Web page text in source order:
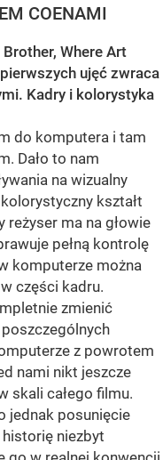
COENAMI
Where Art
ujęć zwraca
Kadry i kolorystyka
do komputera i tam
Dało to nam
na wizualny
kształt
ma na głowie
pełną kontrolę
komputerze można
części kadru.
zmienić
z powrotem
nami nikt jeszcze
skali całego filmu.
jednak posunięcie
historię niezbyt